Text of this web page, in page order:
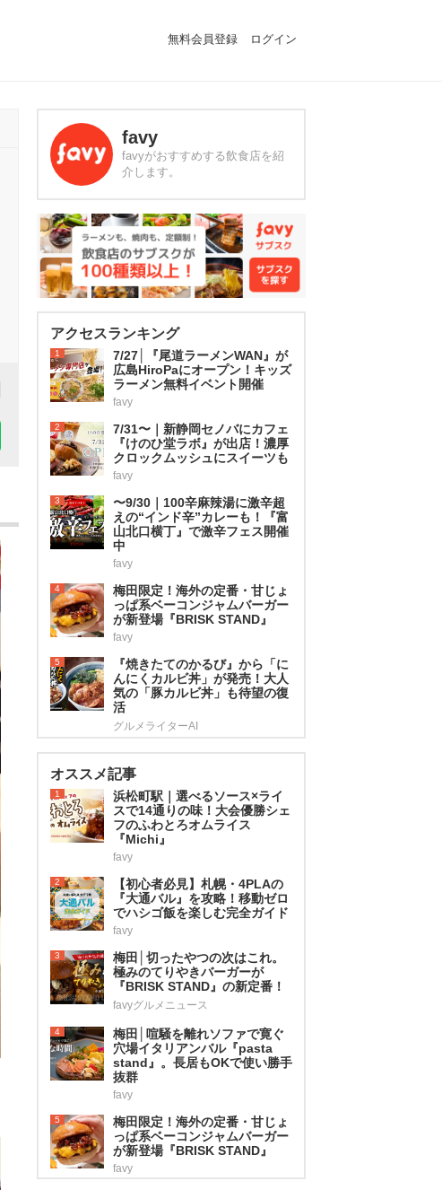
無料会員登録 ログイン
favy
favyがおすすめする飲食店を紹
介します。
アクセスランキング
1
7/27│『尾道ラーメンWAN』が
広島HiroPaにオープン！キッズ
ラーメン無料イベント開催
favy
2
7/31〜｜新静岡セノバにカフェ
『けのひ堂ラボ』が出店！濃厚
クロックムッシュにスイーツも
favy
3
〜9/30｜100辛麻辣湯に激辛超
えの“インド辛”カレーも！『富
山北口横丁』で激辛フェス開催
中
favy
4
梅田限定！海外の定番・甘じょ
っぱ系ベーコンジャムバーガー
が新登場『BRISK STAND』
favy
5
『焼きたてのかるび』から「に
んにくカルビ丼」が発売！大人
気の「豚カルビ丼」も待望の復
活
グルメライターAI
オススメ記事
1
浜松町駅｜選べるソース×ライ
スで14通りの味！大会優勝シェ
フのふわとろオムライス
『Michi』
favy
2
【初心者必見】札幌・4PLAの
『大通バル』を攻略！移動ゼロ
でハシゴ飯を楽しむ完全ガイド
favy
3
梅田│切ったやつの次はこれ。
極みのてりやきバーガーが
『BRISK STAND』の新定番！
favyグルメニュース
4
梅田│喧騒を離れソファで寛ぐ
穴場イタリアンバル『pasta
stand』。長居もOKで使い勝手
抜群
favy
5
梅田限定！海外の定番・甘じょ
っぱ系ベーコンジャムバーガー
が新登場『BRISK STAND』
favy